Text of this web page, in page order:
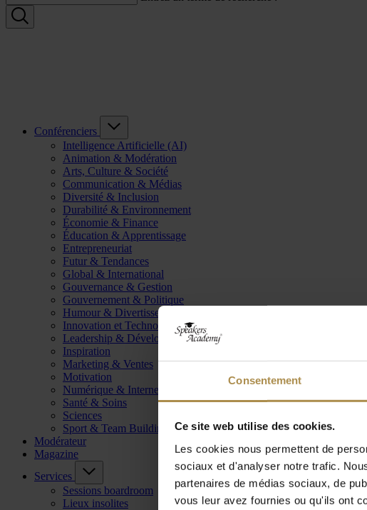
Consentement
Ce site web utilise des cookies.
Les cookies nous permettent de
sociaux et d'analyser notre trafic.
partenaires de médias sociaux, de
vous leur avez fournies ou qu'ils ont
Conférenciers
Intelligence Artificielle (AI)
Animation & Modération
Arts, Culture & Société
Communication & Médias
Diversité & Inclusion
Durabilité & Environnement
Économie & Finance
Éducation & Apprentissage
Entrepreneuriat
Futur & Tendances
Global & International
Gouvernance & Gestion
Gouvernement & Politique
Humour & Divertissement
Innovation et Technologie
Leadership & Développement
Inspiration
Marketing & Ventes
Motivation
Numérique & Internet
Santé & Soins
Sciences
Sport & Team Building
Modérateur
Magazine
Services
Sessions boardroom
Lieux insolites